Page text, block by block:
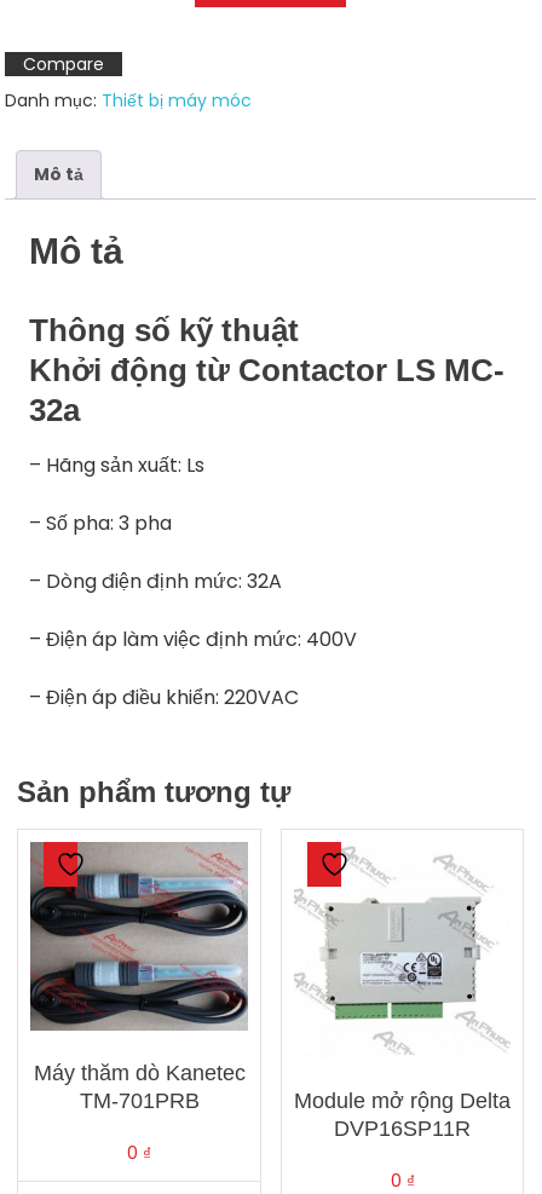
MC-
32a
số
Compare
Danh mục: Thiết bị máy móc
Mô tả
Mô tả
Thông số kỹ thuật
Khởi động từ Contactor LS MC-
32a
– Hãng sản xuất: Ls
– Số pha: 3 pha
– Dòng điện định mức: 32A
– Điện áp làm việc định mức: 400V
– Điện áp điều khiển: 220VAC
Sản phẩm tương tự
Máy thăm dò Kanetec
TM-701PRB
0 ₫
Module mở rộng Delta
DVP16SP11R
0 ₫